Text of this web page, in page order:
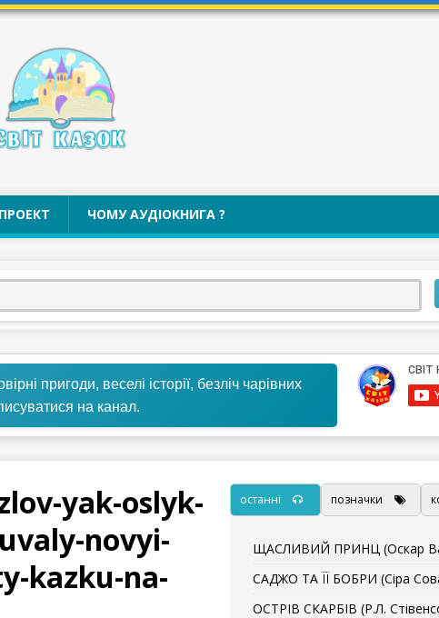
ЧОМУ АУДІОКНИГА ?
пригоди, веселі історії, безліч чарівних
на канал.
yak-oslyk-
novyi-
kazku-na-
останні позначки
ЩАСЛИВИЙ ПРИНЦ (Оскар
САДЖО ТА ЇЇ БОБРИ (Сіра
ОСТРІВ СКАРБІВ (Р.Л.